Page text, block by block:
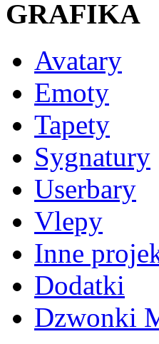
GRAFIKA
Avatary
Emoty
Tapety
Sygnatury
Userbary
Vlepy
Inne
Dodatki
Dzwonki